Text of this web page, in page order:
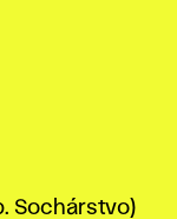
Sochárstvo)